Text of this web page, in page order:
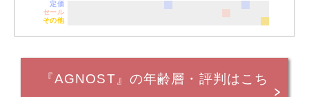
定価
セール
その他
『AGNOST』の年齢層・評判はこち